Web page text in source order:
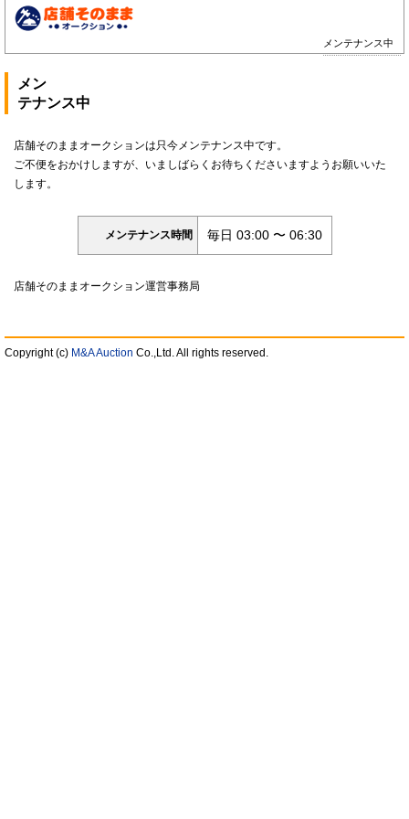
メンテナンス中
メン
テナンス中
店舗そのままオークションは只今メンテナンス中です。
ご不便をおかけしますが、いましばらくお待ちくださいますようお願いいた
します。
メンテナンス時間 毎日 03:00 〜 06:30
店舗そのままオークション運営事務局
Copyright (c) M&A Auction Co.,Ltd. All rights reserved.